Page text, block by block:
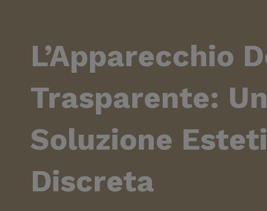
L’Apparecchio
Trasparente:
Soluzione
Discreta